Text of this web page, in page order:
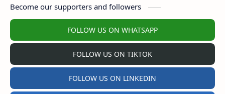
Become our supporters and followers
FOLLOW US ON WHATSAPP
FOLLOW US ON TIKTOK
FOLLOW US ON LINKEDIN